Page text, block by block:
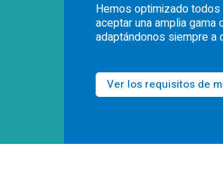
Hemos optimizado
aceptar una amplia gama
adaptándonos siempre a
Ver los requisitos de